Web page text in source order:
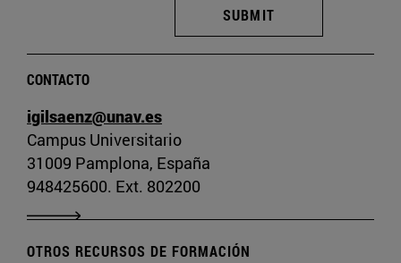
SUBMIT
CONTACTO
igilsaenz@unav.es
Campus Universitario
31009 Pamplona, España
948425600. Ext. 802200
OTROS RECURSOS DE FORMACIÓN